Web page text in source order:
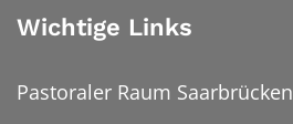
Wichtige Links
Pastoraler Raum Saarbrücken